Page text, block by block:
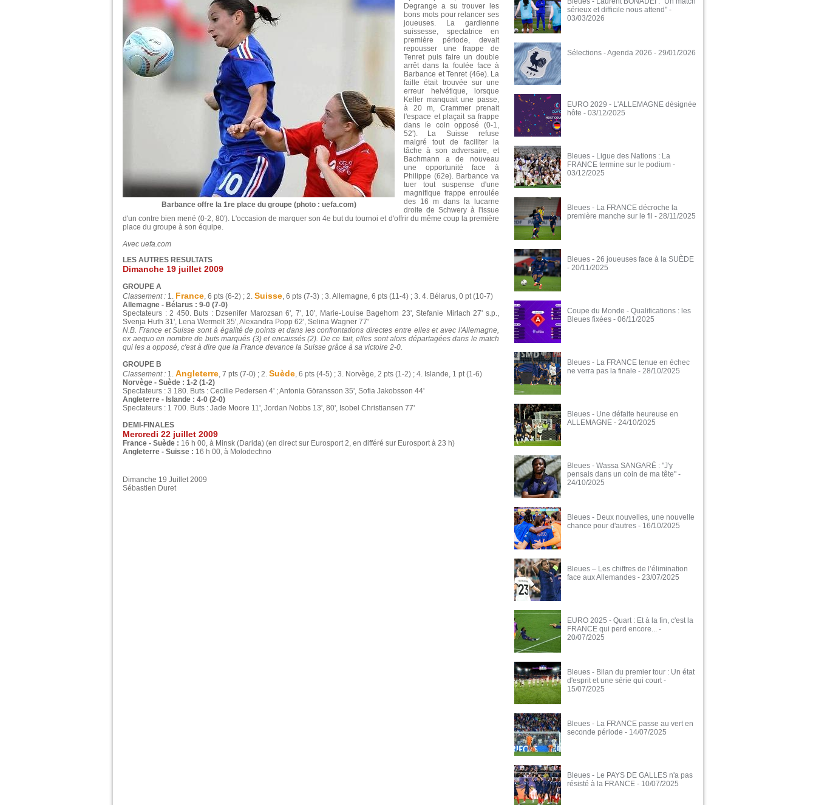
Barbance offre la 1re place du groupe (photo : uefa.com)
Degrange a su trouver les
bons mots pour relancer ses
joueuses. La gardienne
suissesse, spectatrice en
première période, devait
repousser une frappe de
Tenret puis faire un double
arrêt dans la foulée face à
Barbance et Tenret (46e). La
faille était trouvée sur une
erreur helvétique, lorsque
Keller manquait une passe,
à 20 m, Crammer prenait
l'espace et plaçait sa frappe
dans le coin opposé (0-1,
52'). La Suisse refuse
malgré tout de faciliter la
tâche à son adversaire, et
Bachmann a de nouveau
une opportunité face à
Philippe (62e). Barbance va
tuer tout suspense d'une
magnifique frappe enroulée
des 16 m dans la lucarne
droite de Schwery à l'issue
d'un contre bien mené (0-2, 80'). L'occasion de marquer son 4e but du tournoi et d'offrir du même coup la première
place du groupe à son équipe.
Avec uefa.com
LES AUTRES RESULTATS
Dimanche 19 juillet 2009
GROUPE A
Classement : 1. France, 6 pts (6-2) ; 2. Suisse, 6 pts (7-3) ; 3. Allemagne, 6 pts (11-4) ; 3. 4. Bélarus, 0 pt (10-7)
Allemagne - Bélarus : 9-0 (7-0)
Spectateurs : 2 450. Buts : Dzsenifer Marozsan 6', 7', 10', Marie-Louise Bagehorn 23', Stefanie Mirlach 27' s.p.,
Svenja Huth 31', Lena Wermelt 35', Alexandra Popp 62', Selina Wagner 77'
N.B. France et Suisse sont à égalité de points et dans les confrontations directes entre elles et avec l'Allemagne,
ex aequo en nombre de buts marqués (3) et encaissés (2). De ce fait, elles sont alors départagées dans le match
qui les a opposé, c'est à dire que la France devance la Suisse grâce à sa victoire 2-0.
GROUPE B
Classement : 1. Angleterre, 7 pts (7-0) ; 2. Suède, 6 pts (4-5) ; 3. Norvège, 2 pts (1-2) ; 4. Islande, 1 pt (1-6)
Norvège - Suède : 1-2 (1-2)
Spectateurs : 3 180. Buts : Cecilie Pedersen 4' ; Antonia Göransson 35', Sofia Jakobsson 44'
Angleterre - Islande : 4-0 (2-0)
Spectateurs : 1 700. Buts : Jade Moore 11', Jordan Nobbs 13', 80', Isobel Christiansen 77'
DEMI-FINALES
Mercredi 22 juillet 2009
France - Suède : 16 h 00, à Minsk (Darida) (en direct sur Eurosport 2, en différé sur Eurosport à 23 h)
Angleterre - Suisse : 16 h 00, à Molodechno
Dimanche 19 Juillet 2009
Sébastien Duret
sérieux et difficile nous attend" -
03/03/2026
Sélections - Agenda 2026 - 29/01/2026
EURO 2029 - L'ALLEMAGNE désignée
hôte - 03/12/2025
Bleues - Ligue des Nations : La
FRANCE termine sur le podium -
03/12/2025
Bleues - La FRANCE décroche la
première manche sur le fil - 28/11/2025
Bleues - 26 joueuses face à la SUÈDE
- 20/11/2025
Coupe du Monde - Qualifications : les
Bleues fixées - 06/11/2025
Bleues - La FRANCE tenue en échec
ne verra pas la finale - 28/10/2025
Bleues - Une défaite heureuse en
ALLEMAGNE - 24/10/2025
Bleues - Wassa SANGARÉ : "J'y
pensais dans un coin de ma tête" -
24/10/2025
Bleues - Deux nouvelles, une nouvelle
chance pour d'autres - 16/10/2025
Bleues – Les chiffres de l’élimination
face aux Allemandes - 23/07/2025
EURO 2025 - Quart : Et à la fin, c'est la
FRANCE qui perd encore... -
20/07/2025
Bleues - Bilan du premier tour : Un état
d'esprit et une série qui court -
15/07/2025
Bleues - La FRANCE passe au vert en
seconde période - 14/07/2025
Bleues - Le PAYS DE GALLES n'a pas
résisté à la FRANCE - 10/07/2025